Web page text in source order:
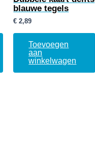
blauwe tegels
€ 2,89
Toevoegen
aan
winkelwagen